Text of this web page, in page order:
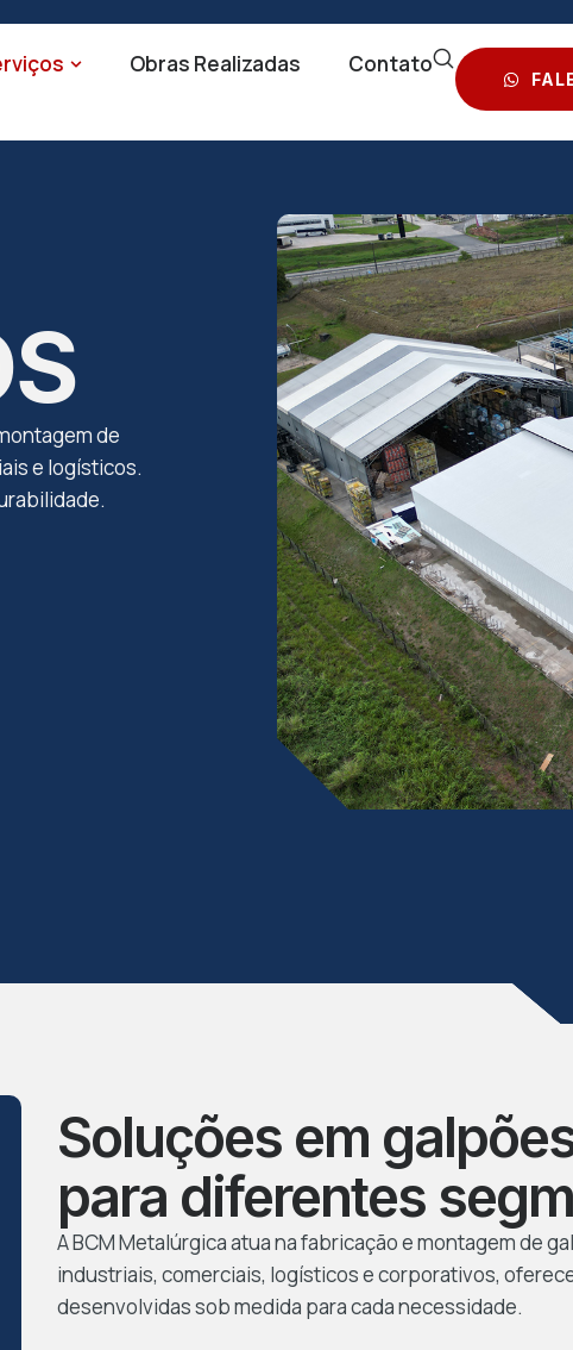
Obras Realizadas Contato
de
e logísticos.
Soluções em
para diferentes
A BCM Metalúrgica atua na fabricação e montagem de
industriais, comerciais, logísticos e corporativos,
desenvolvidas sob medida para cada necessidade.